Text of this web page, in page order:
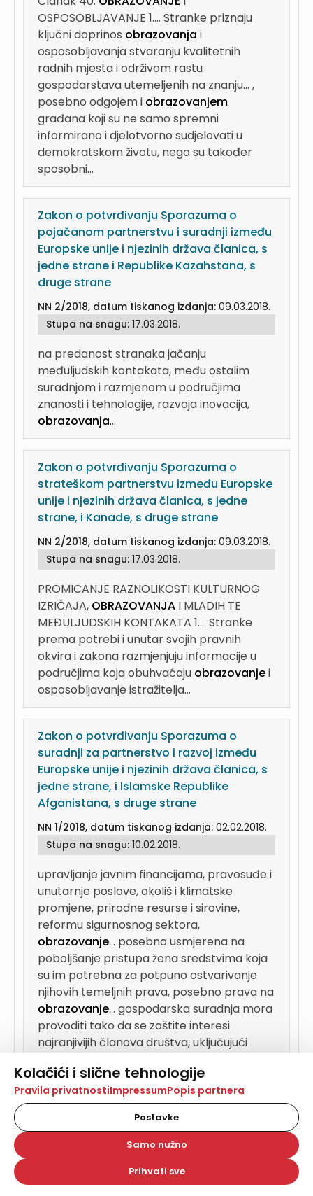
Kolačići i slične tehnologije
Na našoj web stranici koristimo kolačiće i slične
tehnologije za pohranu, čitanje i obradu informacija na
vašem uređaju. Time poboljšavamo korisničko iskustvo,
analiziramo promet na stranici te prikazujemo sadržaje i
oglase koji vas zanimaju. Korisnički profili mogu se kreirati
na više web stranica i uređaja u tu svrhu. Naši partneri
također koriste ove tehnologije.
Odabirom opcije „Samo nužno“ prihvaćate samo one
Pravila privatnostiImpressumPopis partnera
Postavke
Samo nužno
Prihvati sve
OSPOSOBLJAVANJE 1.... Stranke priznaju
ključni doprinos obrazovanja i
osposobljavanja stvaranju kvalitetnih
radnih mjesta i održivom rastu
gospodarstava utemeljenih na znanju... ,
posebno odgojem i obrazovanjem
građana koji su ne samo spremni
informirano i djelotvorno sudjelovati u
demokratskom životu, nego su također
sposobni...
Zakon o potvrđivanju Sporazuma o
pojačanom partnerstvu i suradnji između
Europske unije i njezinih država članica, s
jedne strane i Republike Kazahstana, s
druge strane
NN 2/2018, datum tiskanog izdanja: 09.03.2018.
Stupa na snagu: 17.03.2018.
na predanost stranaka jačanju
međuljudskih kontakata, među ostalim
suradnjom i razmjenom u područjima
znanosti i tehnologije, razvoja inovacija,
obrazovanja...
Zakon o potvrđivanju Sporazuma o
strateškom partnerstvu između Europske
unije i njezinih država članica, s jedne
strane, i Kanade, s druge strane
NN 2/2018, datum tiskanog izdanja: 09.03.2018.
Stupa na snagu: 17.03.2018.
PROMICANJE RAZNOLIKOSTI KULTURNOG
IZRIČAJA, OBRAZOVANJA I MLADIH TE
MEĐULJUDSKIH KONTAKATA 1.... Stranke
prema potrebi i unutar svojih pravnih
okvira i zakona razmjenjuju informacije u
područjima koja obuhvaćaju obrazovanjei
osposobljavanje istražitelja...
Zakon o potvrđivanju Sporazuma o
suradnji za partnerstvo i razvoj između
Europske unije i njezinih država članica, s
jedne strane, i Islamske Republike
Afganistana, s druge strane
NN 1/2018, datum tiskanog izdanja: 02.02.2018.
Stupa na snagu: 10.02.2018.
upravljanje javnim financijama, pravosuđe i
unutarnje poslove, okoliš i klimatske
promjene, prirodne resurse i sirovine,
reformu sigurnosnog sektora,
obrazovanje... posebno usmjerena na
poboljšanje pristupa žena sredstvima koja
su im potrebna za potpuno ostvarivanje
njihovih temeljnih prava, posebno prava na
obrazovanje... gospodarska suradnja mora
provoditi tako da se zaštite interesi
najranjivijih članova društva, uključujući
obrazovanje...a) smanjivanje rizika od
katastrofa, osobito jačanjem otpornosti,
OBRAZOVANJE
OSPOSOBLJAVANJE 1....